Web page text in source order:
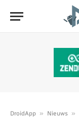
DroidApp » Nieuws »